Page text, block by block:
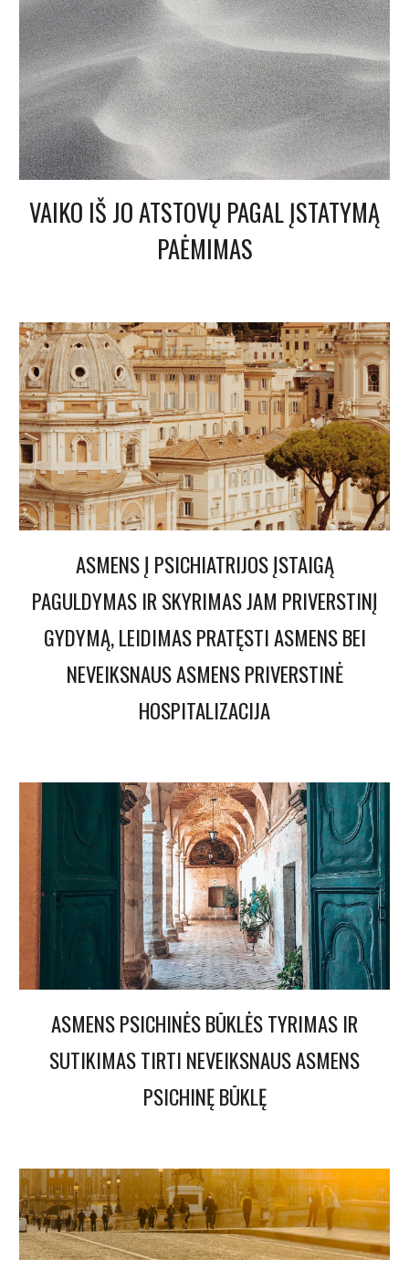
VAIKO IŠ JO ATSTOVŲ PAGAL ĮSTATYMĄ
PAĖMIMAS
ASMENS Į PSICHIATRIJOS ĮSTAIGĄ
PAGULDYMAS IR SKYRIMAS JAM PRIVERSTINĮ
GYDYMĄ, LEIDIMAS PRATĘSTI ASMENS BEI
NEVEIKSNAUS ASMENS PRIVERSTINĖ
HOSPITALIZACIJA
ASMENS PSICHINĖS BŪKLĖS TYRIMAS IR
SUTIKIMAS TIRTI NEVEIKSNAUS ASMENS
PSICHINĘ BŪKLĘ